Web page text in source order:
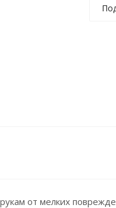
от мелких